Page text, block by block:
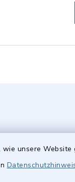
unsere